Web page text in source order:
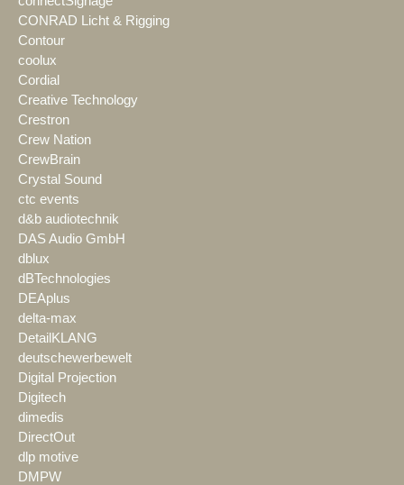
CONRAD Licht & Rigging
Contour
coolux
Cordial
Creative Technology
Crestron
Crew Nation
CrewBrain
Crystal Sound
ctc events
d&b audiotechnik
DAS Audio GmbH
dblux
dBTechnologies
DEAplus
delta-max
DetailKLANG
deutschewerbewelt
Digital Projection
Digitech
dimedis
DirectOut
dlp motive
DMPW